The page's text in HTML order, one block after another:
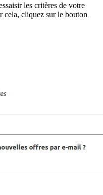
les critères de votre
cela, cliquez sur le bouton